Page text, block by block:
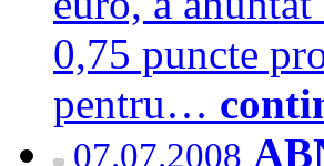
0,75 puncte
pentru…
07.07.2008